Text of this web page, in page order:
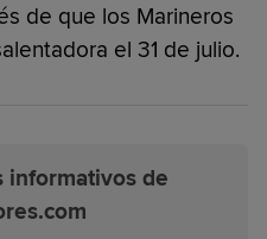
de que los Marineros
el 31 de julio.
informativos de